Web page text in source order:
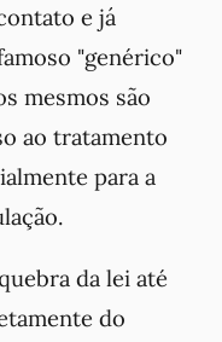
e já
"genérico"
mesmos são
ao tratamento
para a
da lei até
do